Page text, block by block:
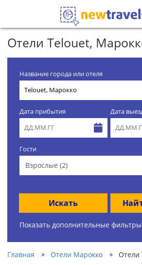
Отели Telouet,
Название города или отеля
Дата прибытия Дата
Гости
Взрослые (2)
Искать
Показать дополнительные фильтры
Главная » Отели Марокко » Отели